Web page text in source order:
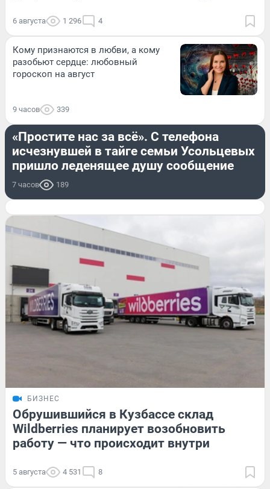
6 августа 1 296 4
Кому признаются в любви, а кому
разобьют сердце: любовный
гороскоп на август
9 часов 339
ПРОИСШЕСТВИЯ
«Простите нас за всё». С телефона
исчезнувшей в тайге семьи Усольцевых
пришло леденящее душу сообщение
7 часов 189
БИЗНЕС
Обрушившийся в Кузбассе склад
Wildberries планирует возобновить
работу — что происходит внутри
5 августа 4 531 8